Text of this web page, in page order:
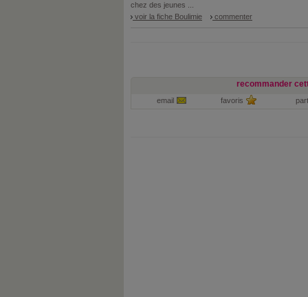
chez des jeunes ...
voir la fiche Boulimie
commenter
recommander
email favoris